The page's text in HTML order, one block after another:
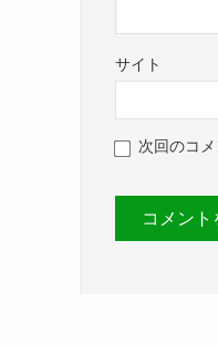
サイト
次回のコ